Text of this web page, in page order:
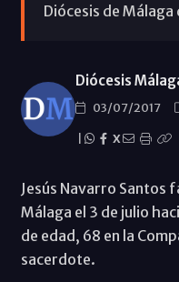
Diócesis de
Diócesis
03/07/2017
X
Jesús Navarro Santos
Málaga el 3 de julio
de edad, 68 en la
sacerdote.